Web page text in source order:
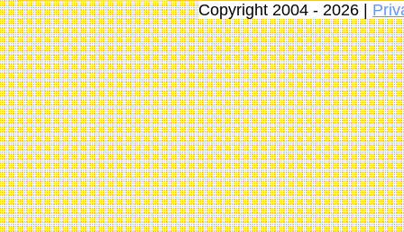
Copyright 2004 - 2026 |